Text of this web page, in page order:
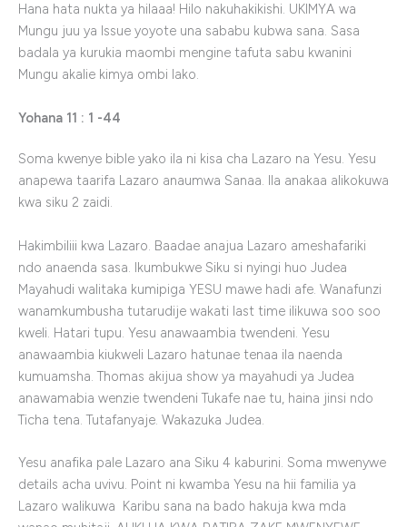
Hana hata nukta ya hilaaa! Hilo nakuhakikishi. UKIMYA wa
Mungu juu ya Issue yoyote una sababu kubwa sana. Sasa
badala ya kurukia maombi mengine tafuta sabu kwanini
Mungu akalie kimya ombi lako.
Yohana 11 : 1 -44
Soma kwenye bible yako ila ni kisa cha Lazaro na Yesu. Yesu
anapewa taarifa Lazaro anaumwa Sanaa. Ila anakaa alikokuwa
kwa siku 2 zaidi.
Hakimbiliii kwa Lazaro. Baadae anajua Lazaro ameshafariki
ndo anaenda sasa. Ikumbukwe Siku si nyingi huo Judea
Mayahudi walitaka kumipiga YESU mawe hadi afe. Wanafunzi
wanamkumbusha tutarudije wakati last time ilikuwa soo soo
kweli. Hatari tupu. Yesu anawaambia twendeni. Yesu
anawaambia kiukweli Lazaro hatunae tenaa ila naenda
kumuamsha. Thomas akijua show ya mayahudi ya Judea
anawamabia wenzie twendeni Tukafe nae tu, haina jinsi ndo
Ticha tena. Tutafanyaje. Wakazuka Judea.
Yesu anafika pale Lazaro ana Siku 4 kaburini. Soma mwenywe
details acha uvivu. Point ni kwamba Yesu na hii familia ya
Lazaro walikuwa Karibu sana na bado hakuja kwa mda